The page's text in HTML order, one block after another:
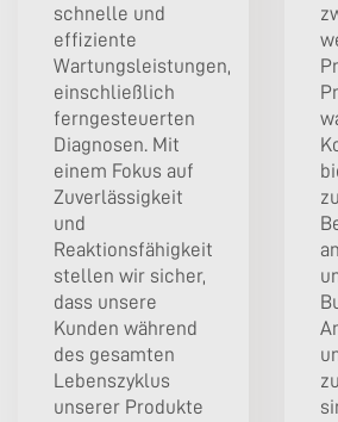
schnelle und
effiziente
Wartungsleistungen,
einschließlich
ferngesteuerten
Diagnosen. Mit
einem Fokus auf
Zuverlässigkeit
und
Reaktionsfähigkeit
stellen wir sicher,
dass unsere
Kunden während
des gesamten
Lebenszyklus
unserer Produkte